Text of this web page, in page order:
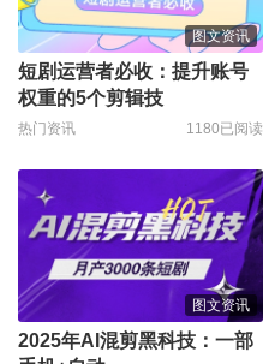
图文资讯
短剧运营者必收：提升账号
权重的5个剪辑技
热门资讯 1180已阅读
图文资讯
2025年AI混剪黑科技：一部